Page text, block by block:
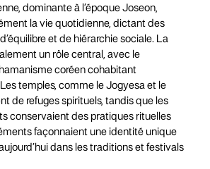
dominante à l’époque Joseon,
la vie quotidienne, dictant des
et de hiérarchie sociale. La
un rôle central, avec le
coréen cohabitant
temples, comme le Jogyesa et le
de refuges spirituels, tandis que les
conservaient des pratiques rituelles
façonnaient une identité unique
dans les traditions et festivals